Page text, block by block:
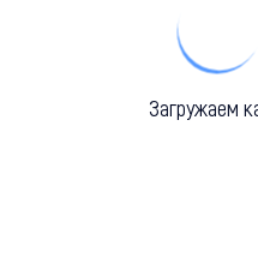
Загружаем